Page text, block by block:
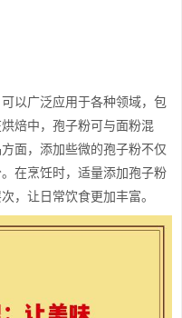
以广泛应用于各种领域，包
焙中，孢子粉可与面粉混
面，添加些微的孢子粉不仅
在烹饪时，适量添加孢子粉
，让日常饮食更加丰富。